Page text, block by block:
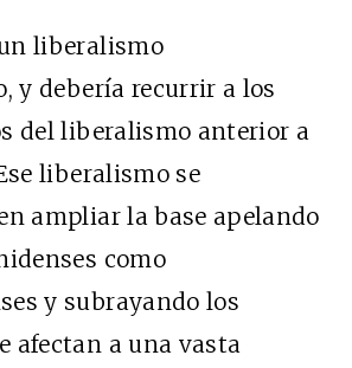
liberalismo
y debería recurrir a los
del liberalismo anterior a
liberalismo se
ampliar la base apelando
como
y subrayando los
afectan a una vasta